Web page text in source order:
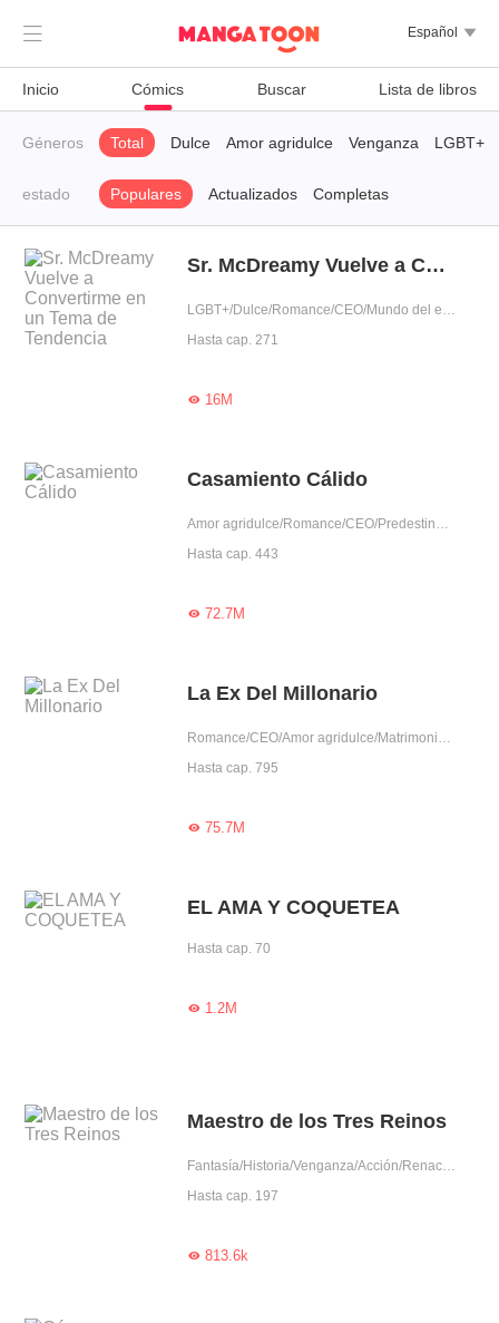
 Español 
Inicio Cómics Buscar Lista de libros
Géneros Total Dulce Amor agridulce Venganza LGBT+
estado Populares Actualizados Completas
Sr. McDreamy Vuelve a Convertirme en un Tema de Tendencia
LGBT+/Dulce/Romance/CEO/Mundo del espectáculo/Mimo exclusivo/Fiel/Dominante/Ídolo
Hasta cap. 271
16M
Casamiento Cálido
Amor agridulce/Romance/CEO/Predestinado/Reconciliación/Amor tras matrimonio/Dominante/Lindo/Madre soltera
Hasta cap. 443
72.7M
La Ex Del Millonario
Romance/CEO/Amor agridulce/Matrimonio contratado/Reconciliación/Uno VS Varios/Dominante/Arrogante
Hasta cap. 795
75.7M
EL AMA Y COQUETEA
Hasta cap. 70
1.2M
Maestro de los Tres Reinos
Fantasía/Historia/Venganza/Acción/Renacimiento/Auto superación
Hasta cap. 197
813.6k